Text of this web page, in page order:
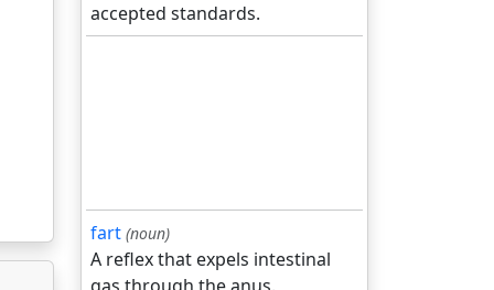
accepted standards.
fart (noun)
A reflex that expels intestinal